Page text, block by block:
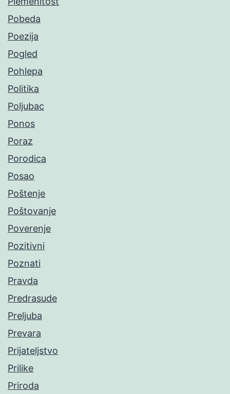
Pobeda
Poezija
Pogled
Pohlepa
Politika
Poljubac
Ponos
Poraz
Porodica
Posao
Poštenje
Poštovanje
Poverenje
Pozitivni
Poznati
Pravda
Predrasude
Preljuba
Prevara
Prijateljstvo
Prilike
Priroda